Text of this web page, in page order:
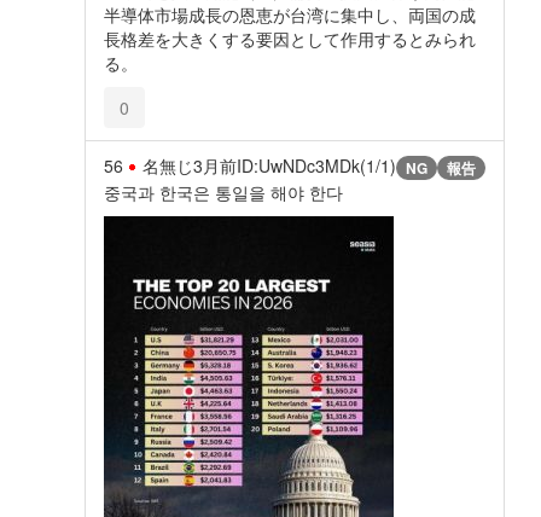
半導体市場成長の恩恵が台湾に集中し、両国の成
長格差を大きくする要因として作用するとみられ
る。
0
56 名無じ3月前ID:UwNDc3MDk(1/1) NG 報告
중국과 한국은 통일을 해야 한다